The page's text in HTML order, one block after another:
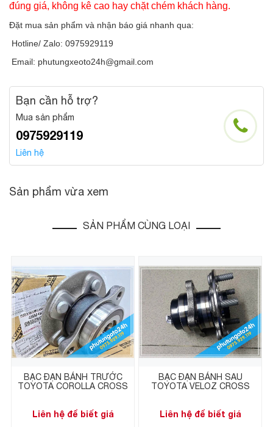
đúng giá, không kê cao hay chặt chém khách hàng.
Đặt mua sản phẩm và nhận báo giá nhanh qua:
Hotline/ Zalo: 0975929119
Email: phutungxeoto24h@gmail.com
Bạn cần hỗ trợ?
Mua sản phẩm
0975929119
Liên hệ
Sản phẩm vừa xem
SẢN PHẨM CÙNG LOẠI
BẠC ĐẠN BÁNH TRƯỚC
TOYOTA COROLLA CROSS
Liên hệ để biết giá
BẠC ĐẠN BÁNH SAU
TOYOTA VELOZ CROSS
Liên hệ để biết giá